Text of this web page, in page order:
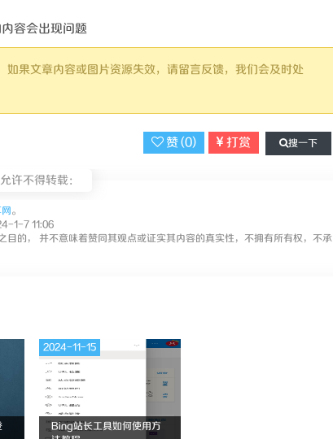
容会出现问题
果文章内容或图片资源失效，请留言反馈，我们会及时处
赞 (0) 打赏 搜一下
许不得转载：
。
1-7 11:06
的， 并不意味着赞同其观点或证实其内容的真实性，不拥有所有权，不承
Bing站长工具如何使用方
2024-11-15